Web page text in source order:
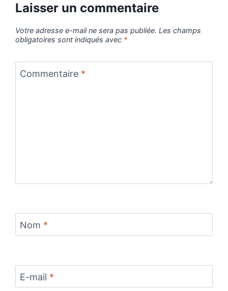
Laisser un commentaire
Votre adresse e-mail ne sera pas publiée. Les champs
obligatoires sont indiqués avec *
Commentaire *
Nom *
E-mail *